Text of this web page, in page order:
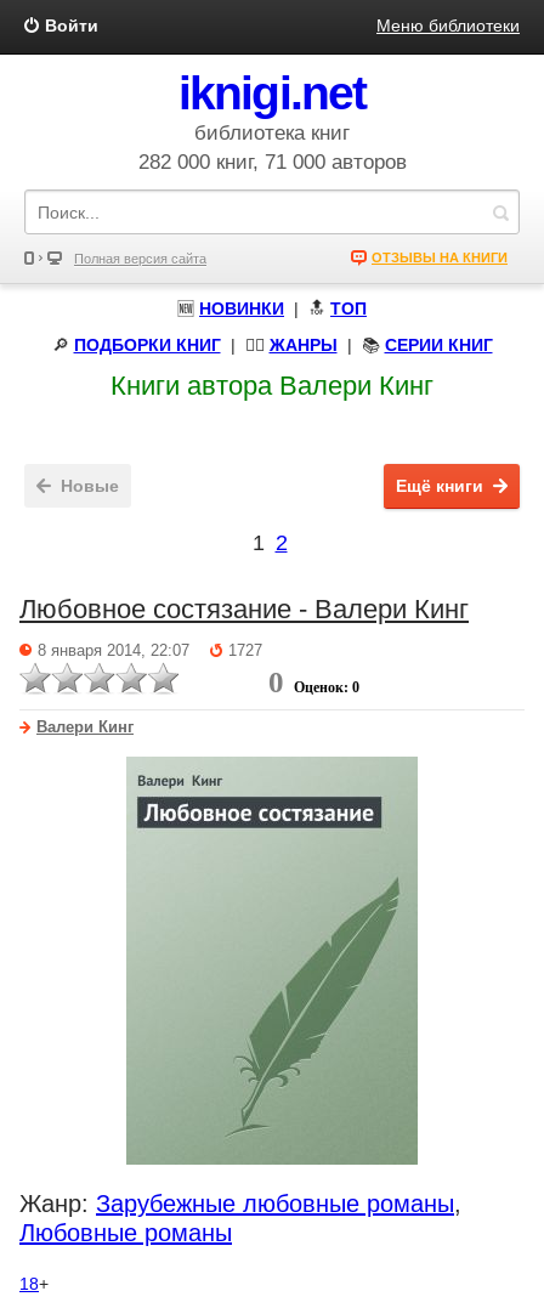
Войти Меню библиотеки
iknigi.net
библиотека книг
282 000 книг, 71 000 авторов
Полная версия сайта ОТЗЫВЫ НА КНИГИ
🆕 НОВИНКИ | 🔝 ТОП
🔎 ПОДБОРКИ КНИГ| 🧝‍♀️ ЖАНРЫ | 📚 СЕРИИ КНИГ
Книги автора Валери Кинг
Новые Ещё книги
1 2
Любовное состязание - Валери Кинг
8 января 2014, 22:07 1727
0 Оценок: 0
Валери Кинг
Жанр: Зарубежные любовные романы,
Любовные романы
18+